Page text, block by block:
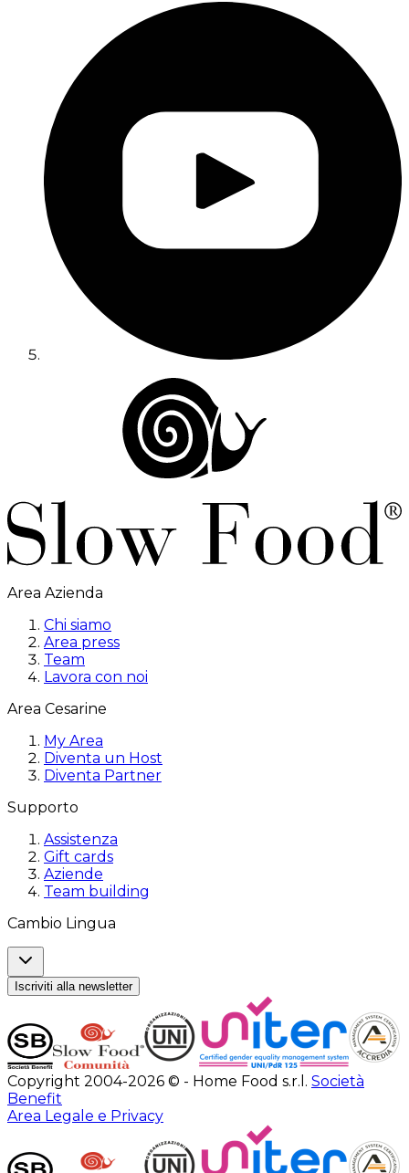
Area Azienda
Chi siamo
Area press
Team
Lavora con noi
Area Cesarine
My Area
Diventa un Host
Diventa Partner
Supporto
Assistenza
Gift cards
Aziende
Team building
Cambio Lingua
Iscriviti alla newsletter
Copyright 2004-2026 © - Home Food s.r.l. Società
Benefit
Area Legale e Privacy